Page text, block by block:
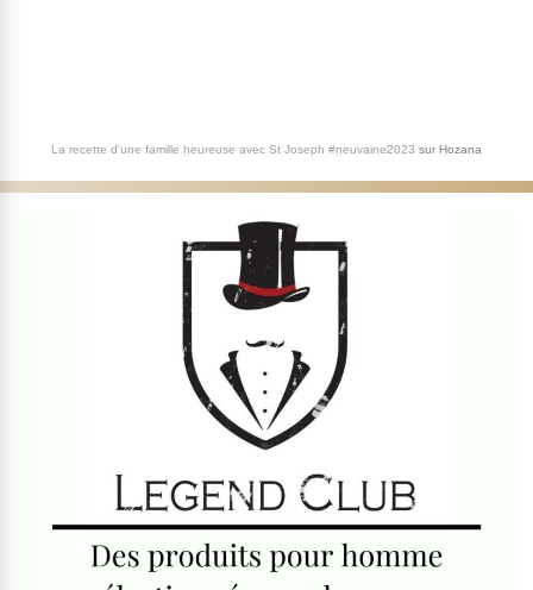
La recette d'une famille heureuse avec St Joseph #neuvaine2023 sur Hozana